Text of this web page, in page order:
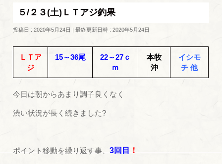
５/２３(土)ＬＴアジ釣果
投稿日 : 2020年5月24日 最終更新日時 : 2020年5月24日
ＬＴア
ジ
15～36尾
22～27ｃ
ｍ
本牧
沖
イシモ
チ 他
今日は朝からあまり調子良くなく
渋い状況が長く続きました?
ポイント移動を繰り返す事、3回目 ！